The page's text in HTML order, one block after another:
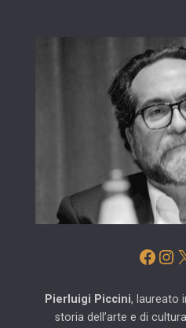
X
Pierluigi Piccini, laureato
storia dell’arte e di